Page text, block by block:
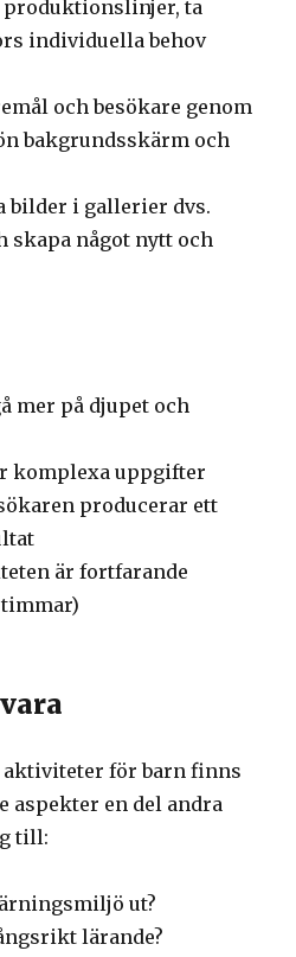
ta
individuella behov
och besökare genom
bakgrundsskärm och
bilder i gallerier dvs.
skapa något nytt och
mer på djupet och
komplexa uppgifter
producerar ett
är fortfarande
timmar)
för barn finns
aspekter en del andra
till:
ut?
lärande?